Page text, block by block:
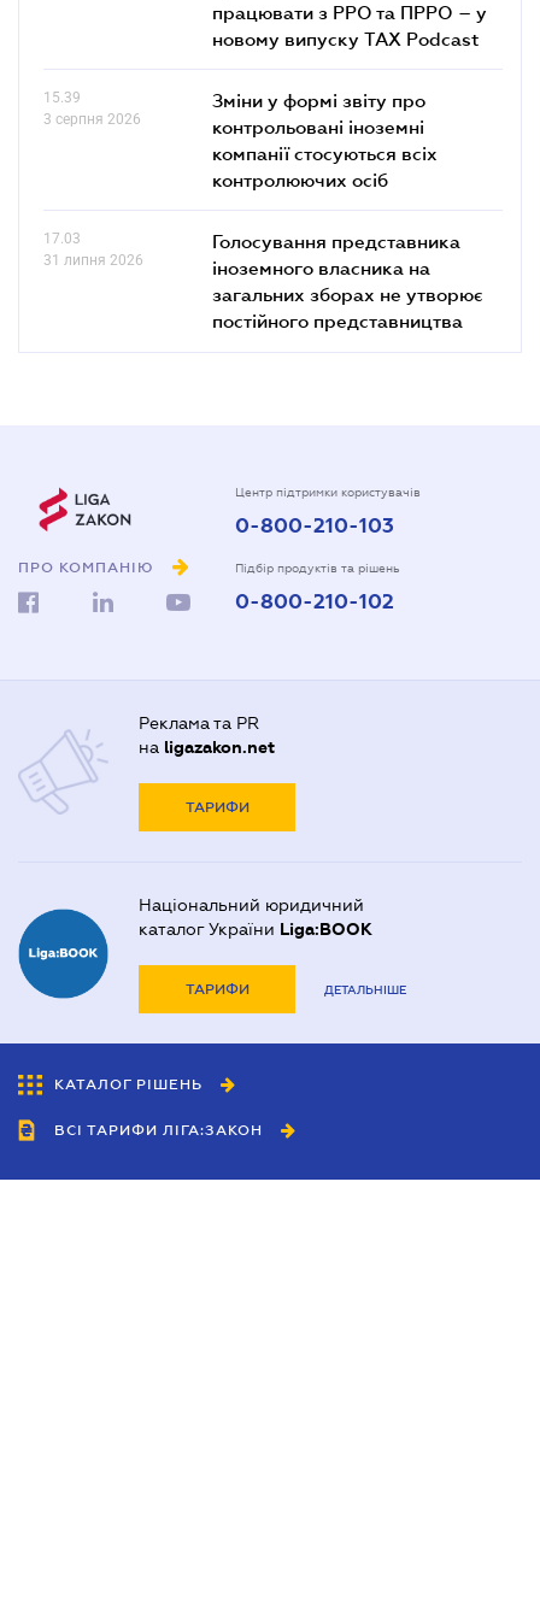
працювати з РРО та ПРРО – у
новому випуску TAX Podcast
15.39
3 серпня 2026
Зміни у формі звіту про
контрольовані іноземні
компанії стосуються всіх
контролюючих осіб
17.03
31 липня 2026
Голосування представника
іноземного власника на
загальних зборах не утворює
постійного представництва
ПРО КОМПАНІЮ
Центр підтримки користувачів
0-800-210-103
Підбір продуктів та рішень
0-800-210-102
Реклама та PR
на ligazakon.net
ТАРИФИ
Національний юридичний
каталог України Liga:BOOK
ТАРИФИ ДЕТАЛЬНІШЕ
КАТАЛОГ РІШЕНЬ
ВСІ ТАРИФИ ЛІГА:ЗАКОН